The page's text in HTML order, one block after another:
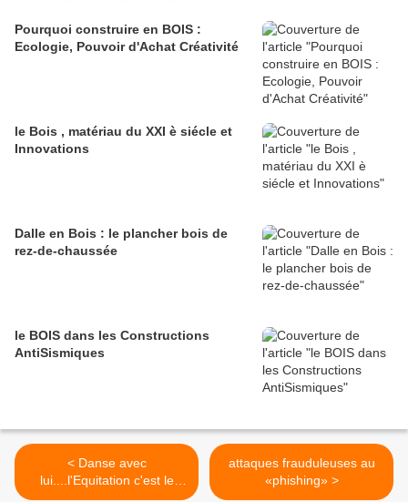
Pourquoi construire en BOIS :
Ecologie, Pouvoir d'Achat Créativité
le Bois , matériau du XXI è siécle et
Innovations
Dalle en Bois : le plancher bois de
rez-de-chaussée
le BOIS dans les Constructions
AntiSismiques
< Danse avec
lui....l'Equitation c'est le
rapport à l'autre
attaques frauduleuses au
«phishing» >